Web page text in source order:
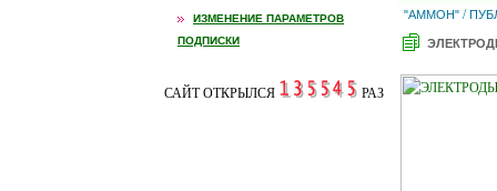
ИЗМЕНЕНИЕ ПАРАМЕТРОВ
ПОДПИСКИ
САЙТ ОТКРЫЛСЯ РАЗ
"АММОН" /